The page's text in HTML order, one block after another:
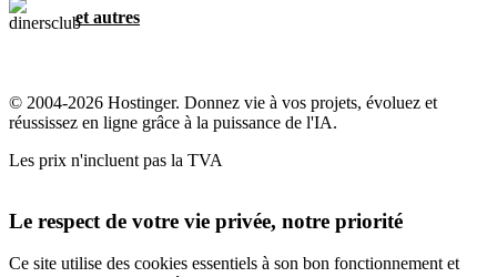
et autres
© 2004-2026 Hostinger. Donnez vie à vos projets, évoluez et
réussissez en ligne grâce à la puissance de l'IA.
Les prix n'incluent pas la TVA
Le respect de votre vie privée, notre priorité
Ce site utilise des cookies essentiels à son bon fonctionnement et